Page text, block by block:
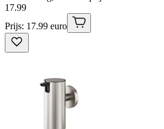
17.99
Prijs: 17.99 euro